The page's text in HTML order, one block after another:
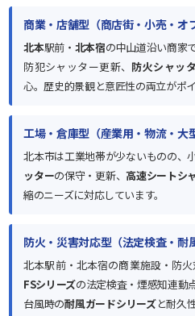
商業・店舗型（商店街・小売・オ
北本駅前・ 北本宿の中山道沿い商家
防犯シャッター更新、 防火シャッ
心。歴史的景観と意匠性の両立がポイ
工場・倉庫型（産業用・物流・大
北本市は工業地帯が少ないものの、
ッターの保守・更新、高速シートシ
縮のニーズに対応しています。
防火・災害対応型（法定検査・耐
北本駅前・北本宿の商業施設・防
FSシリーズの法定検査・煙感知連動
台風時の耐風ガードシリーズと耐久